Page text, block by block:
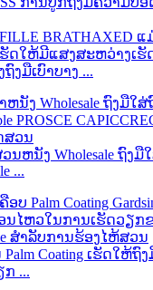
BRATHAXED
ຮັດໃຫ້ມີແສງສະຫວ່າງເ
ງມືເບົາບາງ ...
ນຫນັງ Wholesale ຖົງມື
...
Coating ເຮັດໃຫ້ຖົ
ກ ...